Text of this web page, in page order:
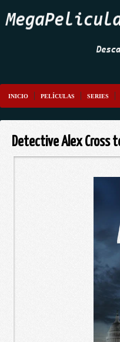
INICIO PELÍCULAS SERIES
Detective Alex Cross